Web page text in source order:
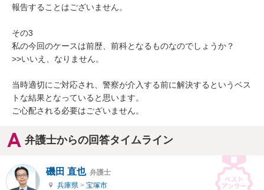
報告することはございません。
その3
私の今回のケースは前歴、前科となるものなのでしょうか？
>>いいえ、なりません。
当時適切にご対応され、警察が介入する前に解決するというベス
トな結果となっていると思います。
ご心配される必要はございません。
弁護士からの回答タイムライン
磯田 直也 弁護士
兵庫県 > 宝塚市